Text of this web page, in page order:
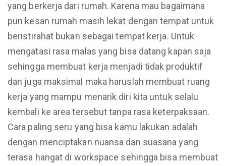
yang berkerja dari rumah. Karena mau bagaimana
pun kesan rumah masih lekat dengan tempat untuk
beristirahat bukan sebagai tempat kerja. Untuk
mengatasi rasa malas yang bisa datang kapan saja
sehingga membuat kerja menjadi tidak produktif
dan juga maksimal maka haruslah membuat ruang
kerja yang mampu menarik diri kita untuk selalu
kembali ke area tersebut tanpa rasa keterpaksaan.
Cara paling seru yang bisa kamu lakukan adalah
dengan menciptakan nuansa dan suasana yang
terasa hangat di workspace sehingga bisa membuat